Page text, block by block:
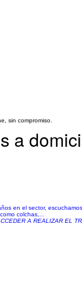
sin compromiso.
a
en el sector,
colchas,...
A REALIZAR EL